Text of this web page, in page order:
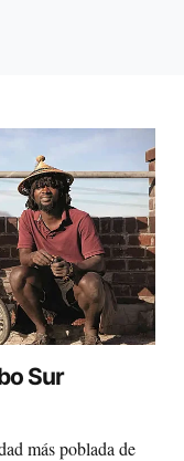
Sur
más poblada de